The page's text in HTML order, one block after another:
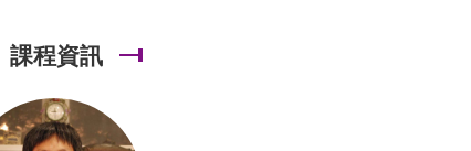
課程資訊